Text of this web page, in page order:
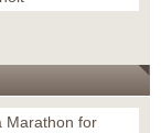
Marathon for